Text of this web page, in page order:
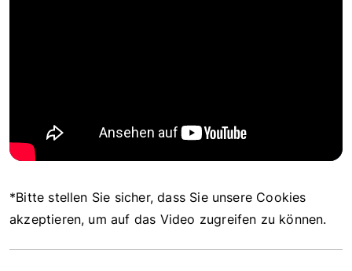
*Bitte stellen Sie sicher, dass Sie unsere Cookies
akzeptieren, um auf das Video zugreifen zu können.